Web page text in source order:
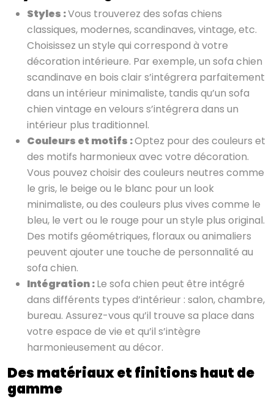
Styles :Vous trouverez des sofas chiens
classiques, modernes, scandinaves, vintage, etc.
Choisissez un style qui correspond à votre
décoration intérieure. Par exemple, un sofa chien
scandinave en bois clair s’intégrera parfaitement
dans un intérieur minimaliste, tandis qu’un sofa
chien vintage en velours s’intégrera dans un
intérieur plus traditionnel.
Couleurs et motifs :Optez pour des couleurs et
des motifs harmonieux avec votre décoration.
Vous pouvez choisir des couleurs neutres comme
le gris, le beige ou le blanc pour un look
minimaliste, ou des couleurs plus vives comme le
bleu, le vert ou le rouge pour un style plus original.
Des motifs géométriques, floraux ou animaliers
peuvent ajouter une touche de personnalité au
sofa chien.
Intégration :Le sofa chien peut être intégré
dans différents types d’intérieur : salon, chambre,
bureau. Assurez-vous qu’il trouve sa place dans
votre espace de vie et qu’il s’intègre
harmonieusement au décor.
Des matériaux et finitions haut de
gamme